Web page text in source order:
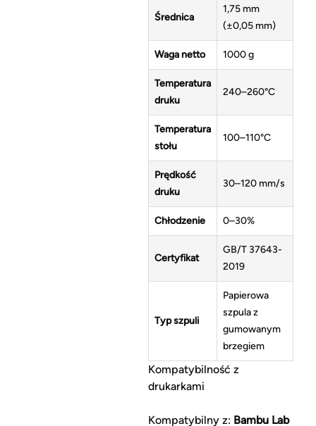
Średnica
1,75 mm
(±0,05 mm)
Waga netto 1000 g
Temperatura
druku
240–260°C
Temperatura
stołu
100–110°C
Prędkość
druku
30–120 mm/s
Chłodzenie 0–30%
Certyfikat
GB/T 37643-
2019
Typ szpuli
Papierowa
szpula z
gumowanym
brzegiem
Kompatybilność z
drukarkami
Kompatybilny z: Bambu Lab